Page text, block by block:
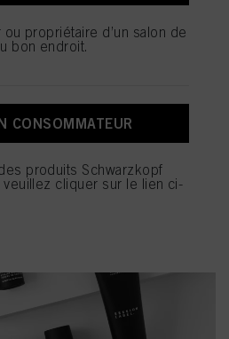
propriétaire d’un salon de
bon endroit.
CONSOMMATEUR
produits Schwarzkopf
veuillez cliquer sur le lien ci-